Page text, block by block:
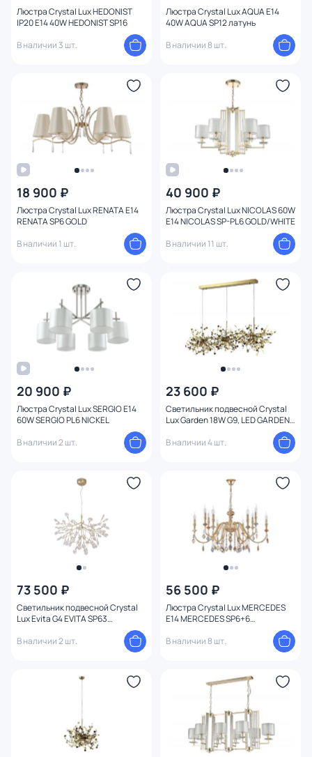
Люстра Crystal Lux HEDONIST
IP20 E14 40W HEDONIST SP16
В наличии 3 шт.
Люстра Crystal Lux AQUA E14
40W AQUA SP12 латунь
В наличии 8 шт.
18 900 ₽
Люстра Crystal Lux RENATA E14
RENATA SP6 GOLD
В наличии 1 шт.
40 900 ₽
Люстра Crystal Lux NICOLAS 60W
E14 NICOLAS SP-PL6 GOLD/WHITE
В наличии 11 шт.
20 900 ₽
Люстра Crystal Lux SERGIO E14
60W SERGIO PL6 NICKEL
В наличии 2 шт.
23 600 ₽
Светильник подвесной Crystal
Lux Garden 18W G9, LED GARDEN
В наличии 4 шт.
73 500 ₽
Светильник подвесной Crystal
Lux Evita G4 EVITA SP63
В наличии 2 шт.
56 500 ₽
Люстра Crystal Lux MERCEDES
E14 MERCEDES SP6+6
В наличии 8 шт.
Цоколь
Цвет свечения
Тип помещения
Управление
Назначение
Форма
Количество колец
Форма плафона
Количество плафонов
Оформление
Поверхность
Мощность ламп